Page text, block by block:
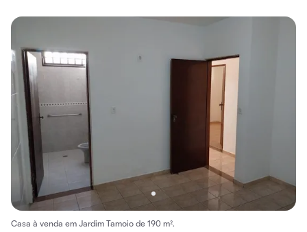
Casa à venda em Jardim Tamoio de 190 m².